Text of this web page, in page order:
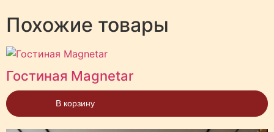
Похожие товары
Гостиная Magnetar
В корзину